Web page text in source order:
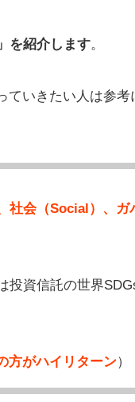
を紹介します。
いきたい人は参考
社会（Social）、ガ
投資信託の世界
方がハイリターン）